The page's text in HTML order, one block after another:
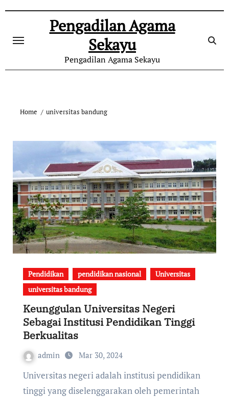
content
Pengadilan Agama
Sekayu
Pengadilan Agama Sekayu
Home universitas bandung
Pendidikan pendidikan nasional
Universitas
universitas bandung
Keunggulan Universitas Negeri
Sebagai Institusi Pendidikan Tinggi
Berkualitas
admin Mar 30, 2024
Universitas negeri adalah institusi pendidikan
tinggi yang diselenggarakan oleh pemerintah